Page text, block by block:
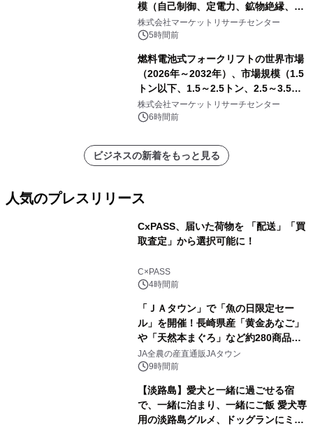
模（自己制御、定電力、鉱物絶縁、表
皮効果）・分析レポートを発表
株式会社マーケットリサーチセンター
5時間前
燃料電池式フォークリフトの世界市場
（2026年～2032年）、市場規模（1.5
トン以下、1.5～2.5トン、2.5～3.5ト
ン、3.5～5.0トン、その他）・分析レ
ポートを発表
株式会社マーケットリサーチセンター
6時間前
ビジネスの新着をもっと見る
人気のプレスリリース
CxPASS、届いた荷物を 「配送」「買
取査定」から選択可能に！
C×PASS
4時間前
「ＪＡタウン」で「魚の日限定セー
ル」を開催！長崎県産「黄金あなご」
や「天然本まぐろ」など約280商品を
販売！～毎月１０日の定例企画～
JA全農の産直通販JAタウン
9時間前
【淡路島】愛犬と一緒に過ごせる宿
で、一緒に泊まり、一緒にご飯 愛犬専
用の淡路島グルメ、ドッグランにミニ